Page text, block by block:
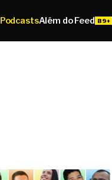
PodcastsAlém do Feed